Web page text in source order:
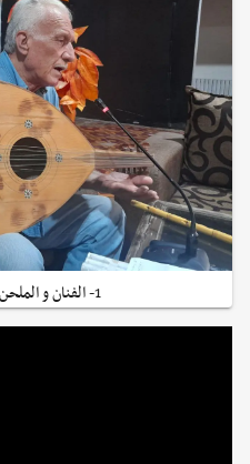
1- الفنان و الملحن يحيى عبد الجبار